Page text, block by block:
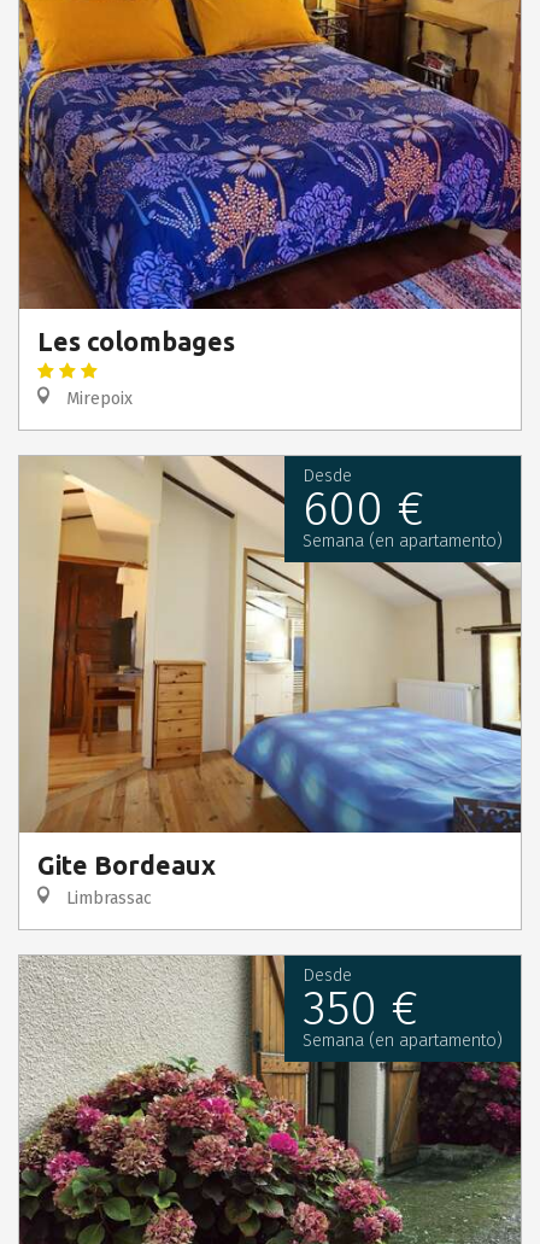
Les colombages
Mirepoix
Desde
600 €
Semana (en apartamento)
Gite Bordeaux
Limbrassac
Desde
350 €
Semana (en apartamento)